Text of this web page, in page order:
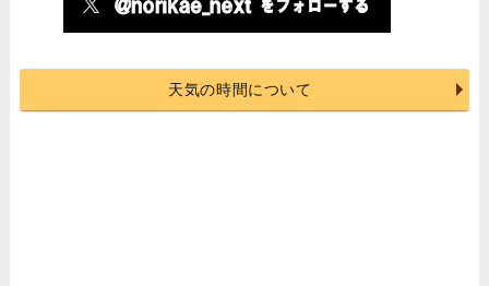
天気の時間について